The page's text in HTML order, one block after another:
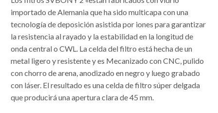
importado de Alemania que ha sido multicapa con una
tecnología de deposición asistida por iones para garantizar
la resistencia al rayado y la estabilidad en la longitud de
onda central o CWL. La celda del filtro está hecha de un
metal ligero y resistente y es Mecanizado con CNC, pulido
con chorro de arena, anodizado en negro y luego grabado
con láser. El resultado es una celda de filtro súper delgada
que producirá una apertura clara de 45 mm.